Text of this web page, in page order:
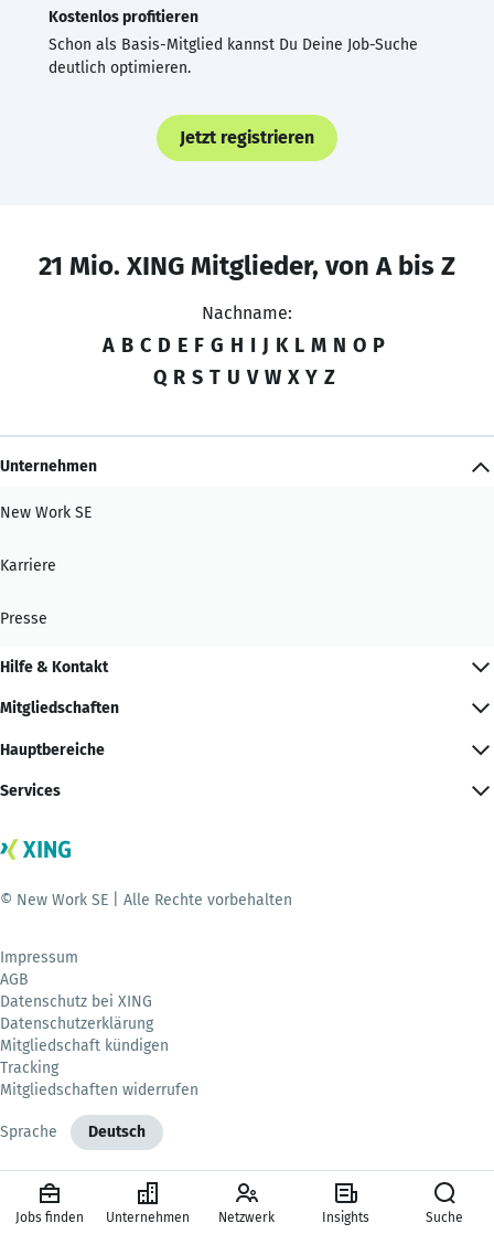
Kostenlos profitieren
Schon als Basis-Mitglied kannst Du Deine Job-Suche
deutlich optimieren.
Jetzt registrieren
21 Mio. XING Mitglieder, von A bis Z
Nachname:
A B C D E F G H I J K L M N O P
Q R S T U V W X Y Z
Unternehmen
New Work SE
Karriere
Presse
Hilfe & Kontakt
Mitgliedschaften
Hauptbereiche
Services
© New Work SE | Alle Rechte vorbehalten
Impressum
AGB
Datenschutz bei XING
Datenschutzerklärung
Mitgliedschaft kündigen
Tracking
Mitgliedschaften widerrufen
Sprache Deutsch
Jobs finden Unternehmen Netzwerk Insights Suche